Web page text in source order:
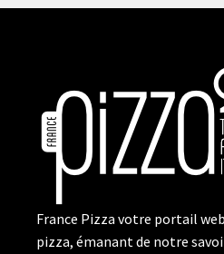
France Pizza votre portail
pizza, émanant de notre